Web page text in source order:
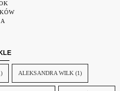
ALEKSANDRA WILK (1)